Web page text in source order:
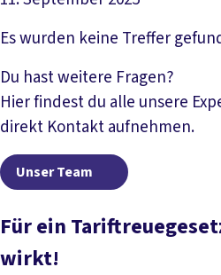
Datei herunterladen
Es wurden keine Treffer
Du hast weitere Fragen?
Hier findest du alle unsere
direkt Kontakt aufnehmen.
Unser Team Unser Team
Für ein
wirkt!